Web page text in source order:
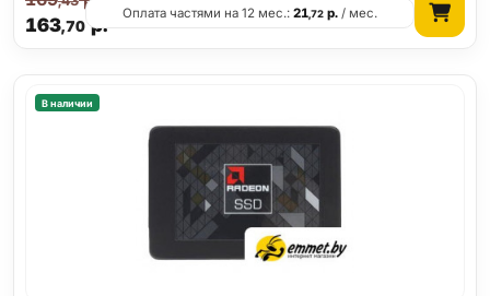
163,70р.
Оплата частями на 12 мес.:21,72 р. / мес.
В наличии